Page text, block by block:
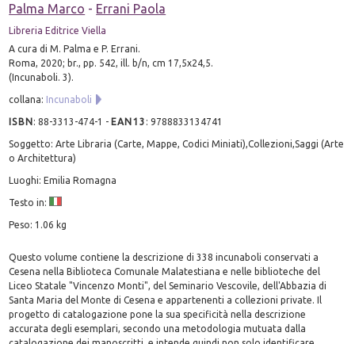
Palma Marco - Errani Paola
Libreria Editrice Viella
A cura di M. Palma e P. Errani.
Roma, 2020; br., pp. 542, ill. b/n, cm 17,5x24,5.
(Incunaboli. 3).
collana: Incunaboli
ISBN:88-3313-474-1 - EAN13 :9788833134741
Soggetto: Arte Libraria (Carte, Mappe, Codici Miniati),Collezioni,Saggi (Arte
o Architettura)
Luoghi: Emilia Romagna
Testo in:
Peso: 1.06 kg
Questo volume contiene la descrizione di 338 incunaboli conservati a
Cesena nella Biblioteca Comunale Malatestiana e nelle biblioteche del
Liceo Statale "Vincenzo Monti", del Seminario Vescovile, dell'Abbazia di
Santa Maria del Monte di Cesena e appartenenti a collezioni private. Il
progetto di catalogazione pone la sua specificità nella descrizione
accurata degli esemplari, secondo una metodologia mutuata dalla